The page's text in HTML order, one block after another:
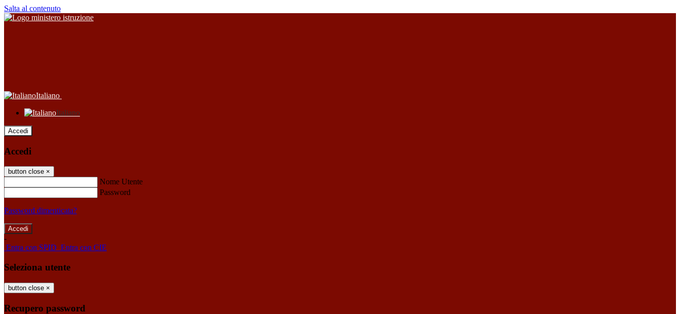
Salta al contenuto
Italiano
Italiano
Accedi
Accedi
button close ×
Nome Utente
Password
Password dimenticata?
-
Entra con SPID Entra con CIE
Seleziona utente
button close ×
Recupero password